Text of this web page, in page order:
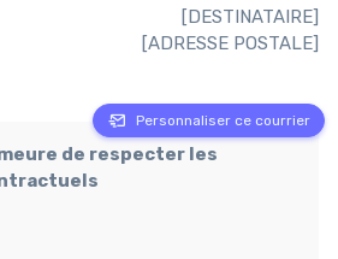
[DESTINATAIRE]
[ADRESSE POSTALE]
Personnaliser ce courrier
de respecter les